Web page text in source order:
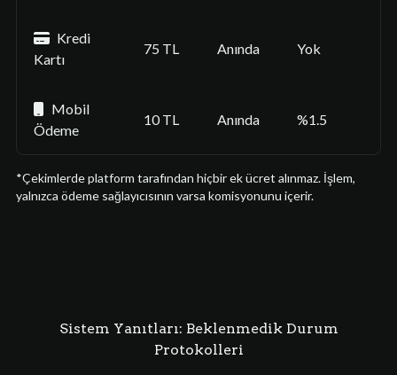
Kredi
Kartı
75 TL Anında Yok
Mobil
Ödeme
10 TL Anında %1.5
*Çekimlerde platform tarafından hiçbir ek ücret alınmaz. İşlem,
yalnızca ödeme sağlayıcısının varsa komisyonunu içerir.
Sistem Yanıtları: Beklenmedik Durum
Protokolleri